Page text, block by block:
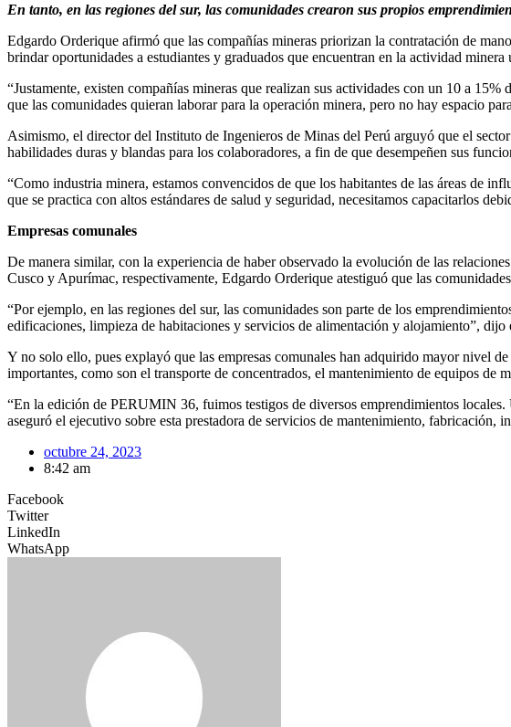
En tanto, en las regiones del sur, las comunidades crearon sus propios
Edgardo Orderique afirmó que las compañías mineras priorizan la contratación de
brindar oportunidades a estudiantes y graduados que encuentran en la actividad
“Justamente, existen compañías mineras que realizan sus actividades con un 10 a
que las comunidades quieran laborar para la operación minera, pero no hay espacio
Asimismo, el director del Instituto de Ingenieros de Minas del Perú arguyó que el
habilidades duras y blandas para los colaboradores, a fin de que desempeñen sus
“Como industria minera, estamos convencidos de que los habitantes de las áreas de
que se practica con altos estándares de salud y seguridad, necesitamos capacitarlos
Empresas comunales
De manera similar, con la experiencia de haber observado la evolución de las
Cusco y Apurímac, respectivamente, Edgardo Orderique atestiguó que las
“Por ejemplo, en las regiones del sur, las comunidades son parte de los
edificaciones, limpieza de habitaciones y servicios de alimentación y alojamiento”,
Y no solo ello, pues explayó que las empresas comunales han adquirido mayor nivel
importantes, como son el transporte de concentrados, el mantenimiento de equipos de
“En la edición de PERUMIN 36, fuimos testigos de diversos emprendimientos
aseguró el ejecutivo sobre esta prestadora de servicios de mantenimiento,
octubre 24, 2023
8:42 am
Facebook
Twitter
LinkedIn
WhatsApp